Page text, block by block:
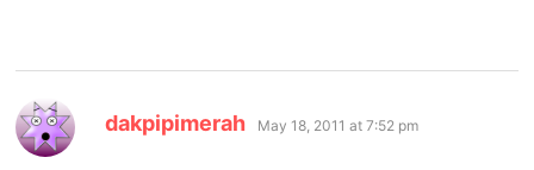
dakpipimerah says:
May 18, 2011 at 7:52 pm